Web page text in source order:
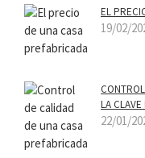
EL
19/02/
LA
22/01/